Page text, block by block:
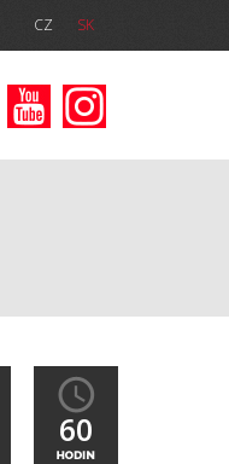
CZ SK
60